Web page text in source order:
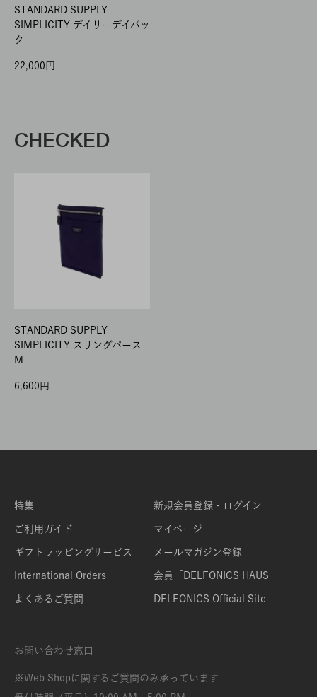
STANDARD SUPPLY
SIMPLICITY デイリーデイパッ
ク
22,000
CHECKED
STANDARD SUPPLY
SIMPLICITY スリングパース
M
6,600
特集
ご利用ガイド
ギフトラッピングサービス
International Orders
よくあるご質問
新規会員登録・ログイン
マイページ
メールマガジン登録
会員「DELFONICS HAUS」
DELFONICS Official Site
お問い合わせ窓口
※Web Shopに関するご質問のみ承っています